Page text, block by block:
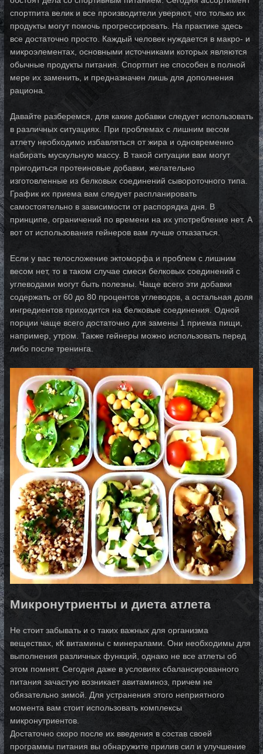
спортпита велик и все производители уверяют, что только их
продукты могут помочь прогрессировать. На практике здесь
все достаточно просто. Каждый человек нуждается в макро- и
микроэлементах, основными источниками которых являются
обычные продукты питания. Спортпит не способен в полной
мере их заменить, и предназначен лишь для дополнения
рациона.
Давайте разберемся, для какие добавки следует использовать
в различных ситуациях. При проблемах с лишним весом
атлету необходимо избавляться от жира и одновременно
набирать мускульную массу. В такой ситуации вам могут
пригодиться протеиновые добавки, желательно
изготовленные из белковых соединений сывороточного типа.
График их приема вам следует распланировать
самостоятельно в зависимости от распорядка дня. В
принципе, ограничений по времени на их употребление нет. А
вот от использования гейнеров вам лучше отказаться.
Если у вас телосложение эктоморфа и проблем с лишним
весом нет, то в таком случае смеси белковых соединений с
углеводами могут быть полезны. Чаще всего эти добавки
содержать от 60 до 80 процентов углеводов, а остальная доля
ингредиентов приходится на белковые соединения. Одной
порции чаще всего достаточно для замены 1 приема пищи,
например, утром. Также гейнеры можно использовать перед
либо после тренинга.
Микронутриенты и диета атлета
Не стоит забывать и о таких важных для организма
веществах, кК витамины с минералами. Они необходимы для
выполнения различных функций, однако не все атлеты об
этом помнят. Сегодня даже в условиях сбалансированного
питания зачастую возникает авитаминоз, причем не
обязательно зимой. Для устранения этого неприятного
момента вам стоит использовать комплексы
микронутриентов.
Достаточно скоро после их введения в состав своей
программы питания вы обнаружите прилив сил и улучшение